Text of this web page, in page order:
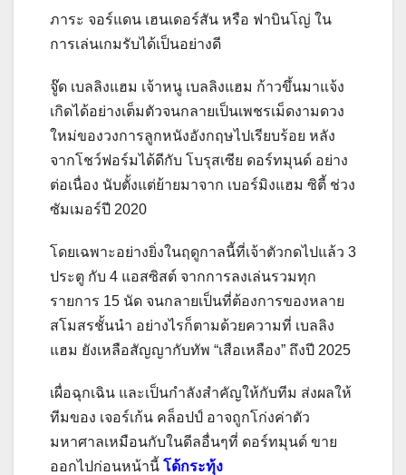
ภาระ จอร์แดน เฮนเดอร์สัน หรือ ฟาบินโญ่ ใน
การเล่นเกมรับได้เป็นอย่างดี
จู๊ด เบลลิงแฮม เจ้าหนู เบลลิงแฮม ก้าวขึ้นมาแจ้ง
เกิดได้อย่างเต็มตัวจนกลายเป็นเพชรเม็ดงามดวง
ใหม่ของวงการลูกหนังอังกฤษไปเรียบร้อย หลัง
จากโชว์ฟอร์มได้ดีกับ โบรุสเซีย ดอร์ทมุนด์ อย่าง
ต่อเนื่อง นับตั้งแต่ย้ายมาจาก เบอร์มิงแฮม ซิตี้ ช่วง
ซัมเมอร์ปี 2020
โดยเฉพาะอย่างยิ่งในฤดูกาลนี้ที่เจ้าตัวกดไปแล้ว 3
ประตู กับ 4 แอสซิสต์ จากการลงเล่นรวมทุก
รายการ 15 นัด จนกลายเป็นที่ต้องการของหลาย
สโมสรชั้นนำ อย่างไรก็ตามด้วยความที่ เบลลิง
แฮม ยังเหลือสัญญากับทัพ “เสือเหลือง” ถึงปี 2025
เผื่อฉุกเฉิน และเป็นกำลังสำคัญให้กับทีม ส่งผลให้
ทีมของ เจอร์เก้น คล็อปป์ อาจถูกโก่งค่าตัว
มหาศาลเหมือนกับในดีลอื่นๆที่ ดอร์ทมุนด์ ขาย
ออกไปก่อนหน้านี้ โด้กระทุ้ง